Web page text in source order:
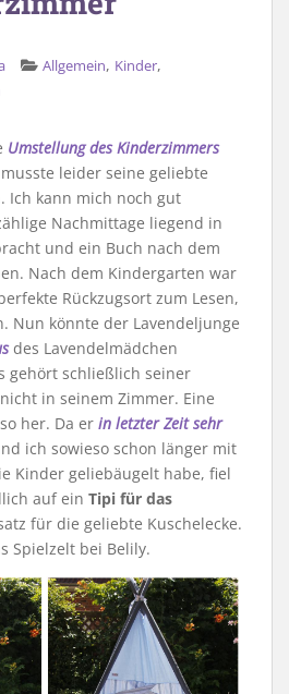
Allgemein, Kinder,
Umstellung des Kinderzimmers
leider seine geliebte
Ich kann mich noch gut
Nachmittage liegend in
und ein Buch nach dem
Nach dem Kindergarten war
Rückzugsort zum Lesen,
Nun könnte der Lavendeljunge
des Lavendelmädchen
gehört schließlich seiner
in seinem Zimmer. Eine
her. Da er in letzter Zeit sehr
ich sowieso schon länger mit
Kinder geliebäugelt habe, fiel
auf ein Tipi für das
für die geliebte Kuschelecke.
Spielzelt bei Belily.